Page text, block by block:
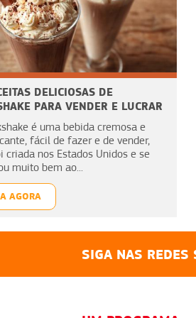
DELICIOSAS DE
PARA VENDER E LUCRAR
é uma bebida cremosa e
fácil de fazer e de vender,
criada nos Estados Unidos e se
muito bem ao...
AGORA
SIGA NAS REDES